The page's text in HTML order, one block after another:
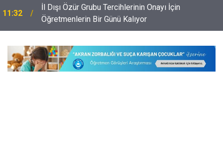
11:32
İl Dışı Özür Grubu Tercihlerinin Onayı İçin
Öğretmenlerin Bir Günü Kalıyor